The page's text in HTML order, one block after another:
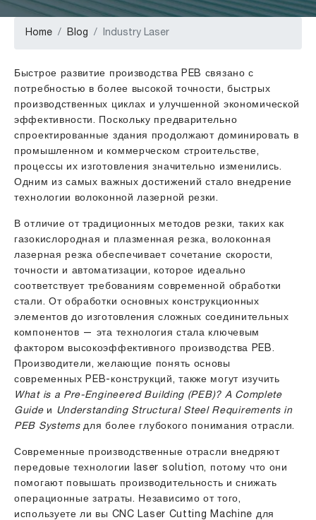
Home Blog Industry Laser
Быстрое развитие производства PEB связано с
потребностью в более высокой точности, быстрых
производственных циклах и улучшенной экономической
эффективности. Поскольку предварительно
спроектированные здания продолжают доминировать в
промышленном и коммерческом строительстве,
процессы их изготовления значительно изменились.
Одним из самых важных достижений стало внедрение
технологии волоконной лазерной резки.
В отличие от традиционных методов резки, таких как
газокислородная и плазменная резка, волоконная
лазерная резка обеспечивает сочетание скорости,
точности и автоматизации, которое идеально
соответствует требованиям современной обработки
стали. От обработки основных конструкционных
элементов до изготовления сложных соединительных
компонентов — эта технология стала ключевым
фактором высокоэффективного производства PEB.
Производители, желающие понять основы
современных PEB-конструкций, также могут изучить
What is a Pre-Engineered Building (PEB)? A Complete
Guideи
Understanding Structural Steel Requirements in
PEB Systemsдля более глубокого понимания отрасли.
Современные производственные отрасли внедряют
передовые технологии laser solution, потому что они
помогают повышать производительность и снижать
операционные затраты. Независимо от того,
используете ли вы CNC Laser Cutting Machine для